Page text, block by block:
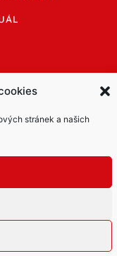
stránek a našich